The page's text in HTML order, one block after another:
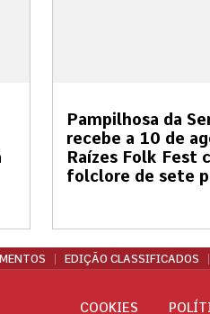
Pampilhosa da
recebe a 10 de
Raízes Folk Fest
folclore de sete
EDIÇÃO CLASSIFICADOS
COOKIES